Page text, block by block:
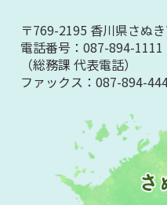
〒769-2195 香川県さぬ
電話番号：087-894-1111
（総務課 代表電話）
ファックス：087-894-